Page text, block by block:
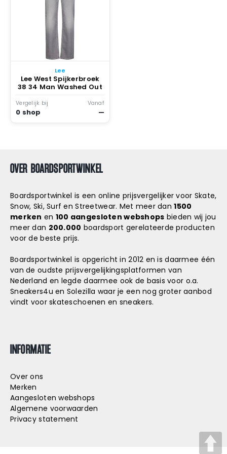
Lee
Lee West Spijkerbroek
38 34 Man Washed Out
Vergelijk bij
0 shop
Vanaf
—
OVER BOARDSPORTWINKEL
Boardsportwinkel is een online prijsvergelijker voor Skate,
Snow, Ski, Surf en Streetwear. Met meer dan1500
merken en 100 aangesloten webshops bieden wij jou
meer dan 200.000 boardsport gerelateerde producten
voor de beste prijs.
Boardsportwinkel is opgericht in 2012 en is daarmee één
van de oudste prijsvergelijkingsplatformen van
Nederland en legde daarmee ook de basis voor o.a.
Sneakers4u en Solezilla waar je een nog groter aanbod
vindt voor skateschoenen en sneakers.
INFORMATIE
Over ons
Merken
Aangesloten webshops
Algemene voorwaarden
Privacy statement